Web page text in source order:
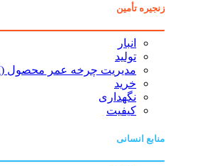
زنجیره تأمین
انبار
تولید
مدیریت چرخه عمر محصول (PLM)
خرید
نگهداری
کیفیت
منابع انسانی